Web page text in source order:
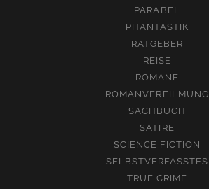
PARABEL
PHANTASTIK
RATGEBER
REISE
ROMANE
ROMANVERFILMUNG
SACHBUCH
SATIRE
SCIENCE FICTION
SELBSTVERFASSTES
TRUE CRIME